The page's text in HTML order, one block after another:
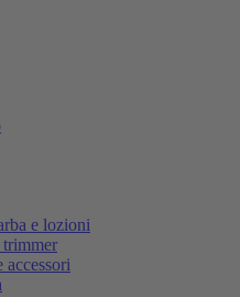
e lozioni
trimmer
accessori